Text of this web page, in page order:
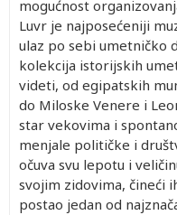
mogućnost
Luvr je najposećeniji
ulaz po sebi umetničko
kolekcija istorijskih
videti, od egipatskih
do Miloske Venere i
star vekovima i
menjale političke i
očuva svu lepotu i
svojim zidovima, čineći
postao jedan od